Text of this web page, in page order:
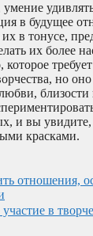
в будущее
в тонусе,
их более
которое
но
и вы
красками.
отношения,
в